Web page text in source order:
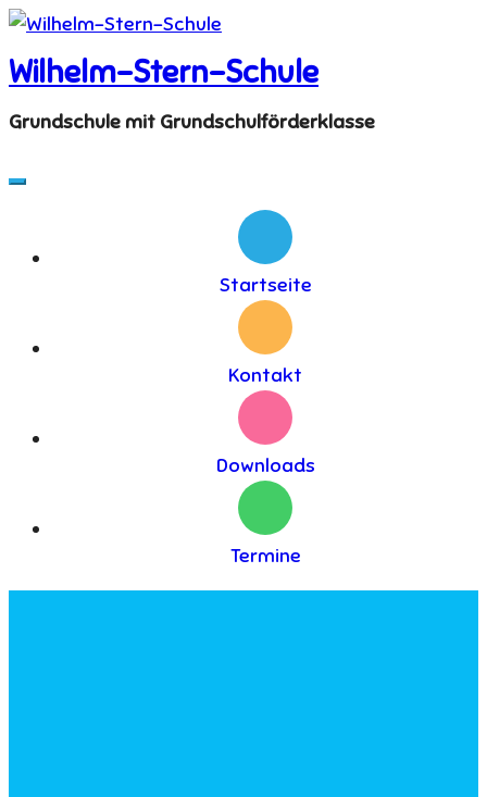
Skip
to
content
Wilhelm-Stern-Schule
Grundschule mit Grundschulförderklasse
Startseite
Kontakt
Downloads
Termine